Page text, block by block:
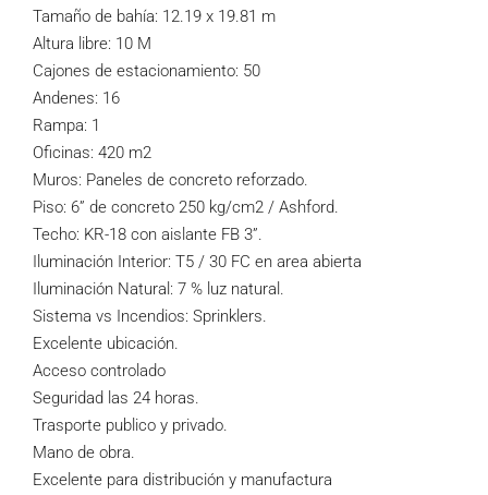
Tamaño de bahía: 12.19 x 19.81 m
Altura libre: 10 M
Cajones de estacionamiento: 50
Andenes: 16
Rampa: 1
Oficinas: 420 m2
Muros: Paneles de concreto reforzado.
Piso: 6” de concreto 250 kg/cm2 / Ashford.
Techo: KR-18 con aislante FB 3”.
Iluminación Interior: T5 / 30 FC en area abierta
Iluminación Natural: 7 % luz natural.
Sistema vs Incendios: Sprinklers.
Excelente ubicación.
Acceso controlado
Seguridad las 24 horas.
Trasporte publico y privado.
Mano de obra.
Excelente para distribución y manufactura